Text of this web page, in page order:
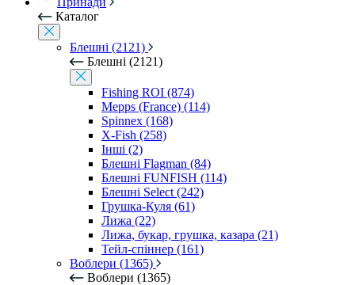
Каталог
Блешні (2121)
Блешні (2121)
Fishing ROI (874)
Mepps (France) (114)
Spinnex (168)
X-Fish (258)
Інші (2)
Блешні Flagman (84)
Блешні FUNFISH (114)
Блешні Select (242)
Грушка-Куля (61)
Лижа (22)
Лижа, букар, грушка, казара (21)
Тейл-спіннер (161)
Воблери (1365)
Воблери (1365)